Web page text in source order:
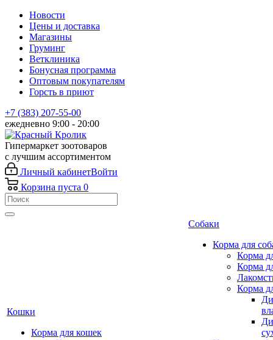
Новости
Цены и доставка
Магазины
Груминг
Ветклиника
Бонусная программа
Оптовым покупателям
Горсть в приют
+7 (383) 207-55-00
ежедневно 9:00 - 20:00
Гипермаркет зоотоваров
с лучшим ассортиментом
Личный кабинетВойти
Корзина пуста 0
Кошки
Корма для кошек
Собаки
Корма для
Корма
Корма
Корма